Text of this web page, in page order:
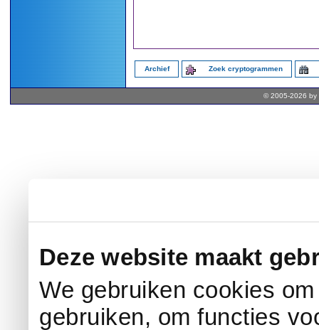
Deze website maakt
We gebruiken cookies
gebruiken, om functies
Archief Zoek cryptogrammen
© 2005-2026 by